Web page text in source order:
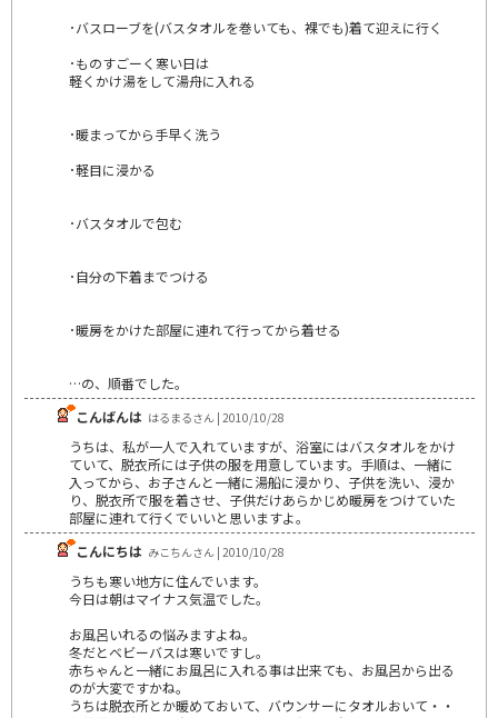
･バスローブを(バスタオルを巻いても、裸でも)着て迎えに行く
･ものすごーく寒い日は
軽くかけ湯をして湯舟に入れる
･暖まってから手早く洗う
･軽目に浸かる
･バスタオルで包む
･自分の下着までつける
･暖房をかけた部屋に連れて行ってから着せる
…の、順番でした。
こんばんは はるまるさん | 2010/10/28
うちは、私が一人で入れていますが、浴室にはバスタオルをかけ
ていて、脱衣所には子供の服を用意しています。手順は、一緒に
入ってから、お子さんと一緒に湯船に浸かり、子供を洗い、浸か
り、脱衣所で服を着させ、子供だけあらかじめ暖房をつけていた
部屋に連れて行くでいいと思いますよ。
こんにちは みこちんさん | 2010/10/28
うちも寒い地方に住んでいます。
今日は朝はマイナス気温でした。
お風呂いれるの悩みますよね。
冬だとベビーバスは寒いですし。
赤ちゃんと一緒にお風呂に入れる事は出来ても、お風呂から出る
のが大変ですかね。
うちは脱衣所とか暖めておいて、バウンサーにタオルおいて・・